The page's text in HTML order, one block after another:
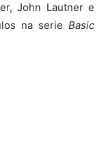
John Lautner e
na serie Basic